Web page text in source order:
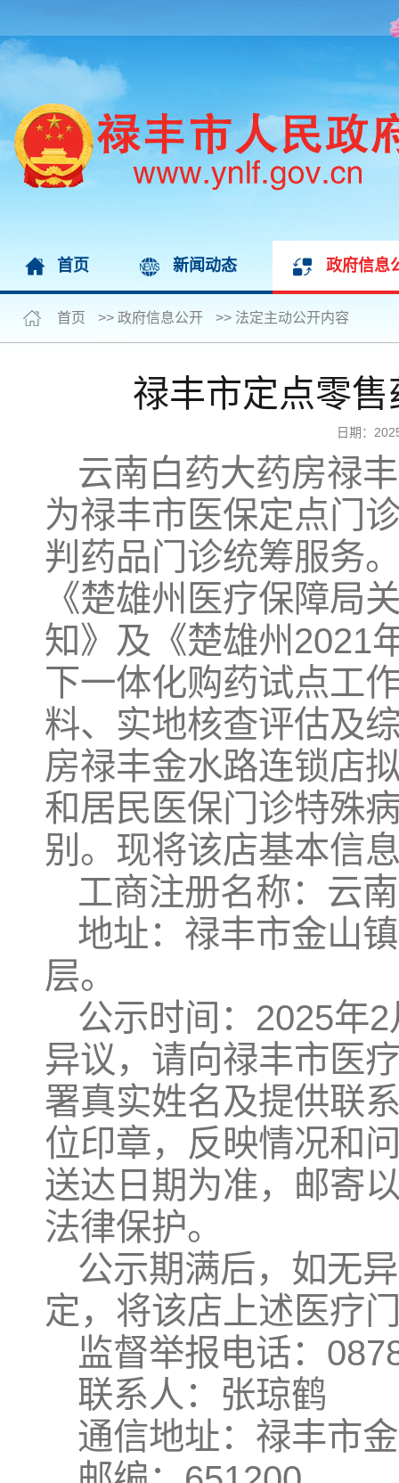
首页 新闻动态 政府信息
首页 >> 政府信息公开 >> 法定主动公开内容
禄丰市定点零
日期：
云南白药大药房禄
为禄丰市医保定点门
判药品门诊统筹服务
《楚雄州医疗保障局
知》及《楚雄州2021
下一体化购药试点工
料、实地核查评估及
房禄丰金水路连锁店
和居民医保门诊特殊
别。现将该店基本信
工商注册名称：云
地址：禄丰市金山
层。
公示时间：2025年
异议，请向禄丰市医
署真实姓名及提供联
位印章，反映情况和
送达日期为准，邮寄
法律保护。
公示期满后，如无
定，将该店上述医疗
监督举报电话：
联系人：张琼鹤
通信地址：禄丰市